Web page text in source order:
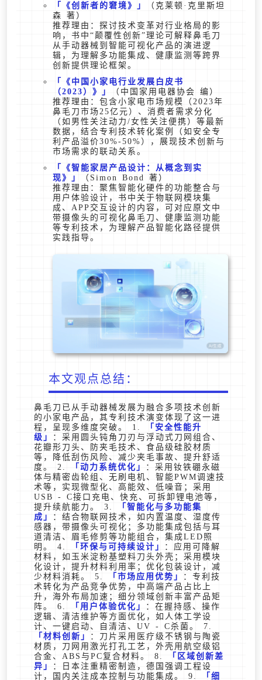
《创新者的窘境》
（克莱顿·克里斯坦
森 著）
推荐理由：探讨技术变革对行业格局的影
响，书中“颠覆性创新”理论可解释鼻毛刀
从手动器械到智能可视化产品的演进逻
辑，为理解多功能集成、健康监测等跨界
创新提供理论框架。
《中国小家电行业发展白皮书
（2023）》
（中国家用电器协会 编）
推荐理由：包含小家电市场规模（2023年
鼻毛刀市场25亿元）、消费者需求分化
（如男性关注动力/女性关注便携）等最新
数据，结合专利技术转化案例（如安全专
利产品溢价30%-50%），展现技术创新与
市场需求的联动关系。
《智能家居产品设计：从概念到实
现》
（Simon Bond 著）
推荐理由：聚焦智能化硬件的功能整合与
用户体验设计，书中关于物联网模块集
成、APP交互设计的内容，可对应原文中
带摄像头的可视化鼻毛刀、健康监测功能
等专利技术，为理解产品智能化路径提供
实践指导。
本文观点总结：
鼻毛刀已从手动器械发展为融合多项技术创新
的小家电产品，其专利技术演变体现了这一进
程，呈现多维度突破。 1.
安全性能升
级
：采用圆头钝角刀刃与浮动式刀网组合、
花瓣形刀头、防夹毛技术、食品级硅胶材质
等，降低刮伤风险、减少夹毛事故、提升舒适
度。 2.
动力系统优化
：采用钕铁硼永磁
体与精密齿轮组、无刷电机、智能PWM调速技
术等，实现微型化、高能效、低噪音；采用
USB - C接口充电、快充、可拆卸锂电池等，
提升续航能力。 3.
智能化与多功能集
成
：结合物联网技术，如内置温度、湿度传
感器，带摄像头可视化；多功能集成包括与耳
道清洁、眉毛修剪等功能组合，集成LED照
明。 4.
环保与可持续设计
：应用可降解
材料，如玉米淀粉基塑料刀头外壳；采用模块
化设计，提升材料利用率；优化包装设计，减
少材料消耗。 5.
市场应用优势
：专利技
术转化为产品竞争优势，中高端产品占比上
升，海外布局加速；细分领域创新丰富产品矩
阵。 6.
用户体验优化
：在握持感、操作
逻辑、清洁维护等方面优化，如人体工学设
计、一键启动、自清洁、UV - C杀菌。 7.
材料创新
：刀片采用医疗级不锈钢与陶瓷
材质，刀网用激光打孔工艺，外壳用航空级铝
合金、ABS与PC复合材料。 8.
区域创新差
异
：日本注重精密制造，德国强调工程设
计，国内关注成本控制与功能集成。 9.
细